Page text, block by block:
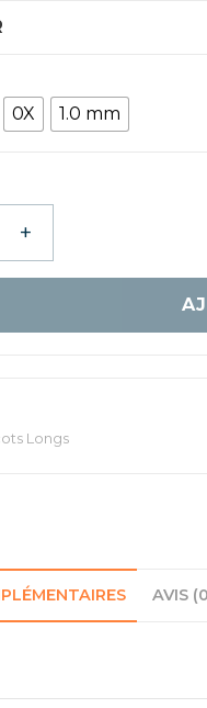
0X 1.0 mm
+
Longs
AVIS